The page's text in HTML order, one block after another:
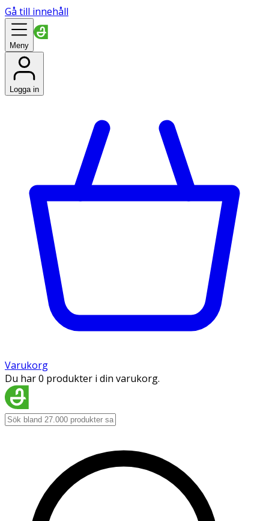
Gå till innehåll
Meny
Logga in
Varukorg
Du har 0 produkter i din varukorg.